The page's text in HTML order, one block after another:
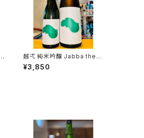
越弌 純米吟醸 Jabba the H
1800ml１本（株式会社越
後鶴亀・新潟県新潟市西蒲区
¥3,850